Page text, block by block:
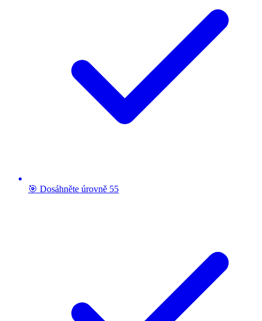
🎯 Dosáhněte úrovně 55